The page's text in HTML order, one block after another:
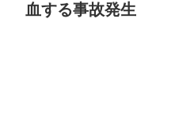
血する事故発生